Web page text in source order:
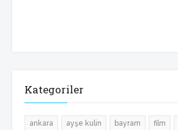
Kategoriler
ankara ayşe kulin bayram film